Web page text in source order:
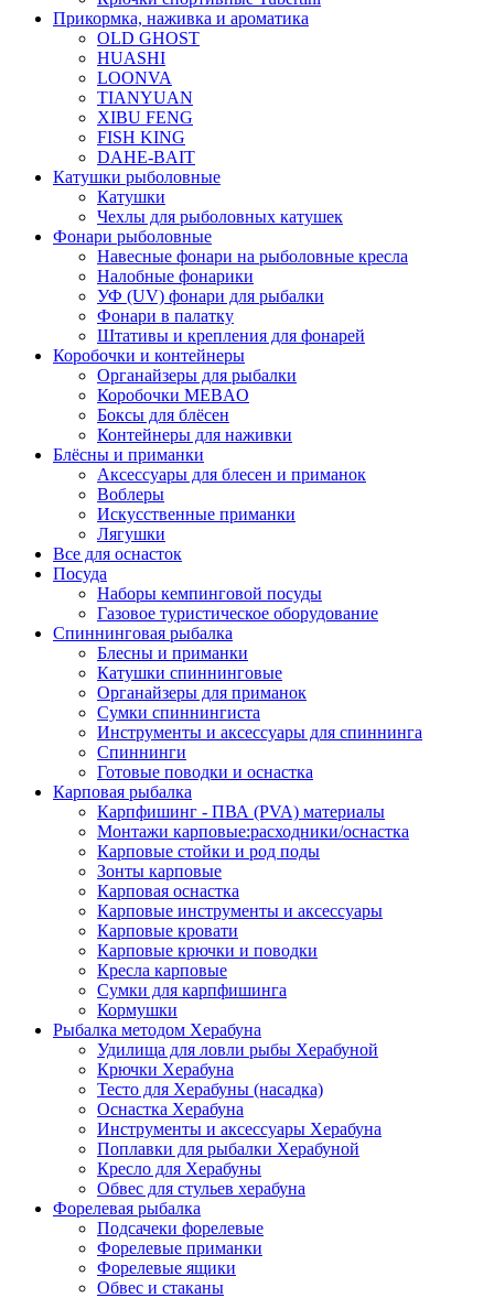
Прикормка, наживка и ароматика
OLD GHOST
HUASHI
LOONVA
TIANYUAN
XIBU FENG
FISH KING
DAHE-BAIT
Катушки рыболовные
Катушки
Чехлы для рыболовных катушек
Фонари рыболовные
Навесные фонари на рыболовные кресла
Налобные фонарики
УФ (UV) фонари для рыбалки
Фонари в палатку
Штативы и крепления для фонарей
Коробочки и контейнеры
Органайзеры для рыбалки
Коробочки MEBAO
Боксы для блёсен
Контейнеры для наживки
Блёсны и приманки
Аксессуары для блесен и приманок
Воблеры
Искусственные приманки
Лягушки
Все для оснасток
Посуда
Наборы кемпинговой посуды
Газовое туристическое оборудование
Спиннинговая рыбалка
Блесны и приманки
Катушки спиннинговые
Органайзеры для приманок
Сумки спиннингиста
Инструменты и аксессуары для спиннинга
Спиннинги
Готовые поводки и оснастка
Карповая рыбалка
Карпфишинг - ПВА (PVA) материалы
Монтажи карповые:расходники/оснастка
Карповые стойки и род поды
Зонты карповые
Карповая оснастка
Карповые инструменты и аксессуары
Карповые кровати
Карповые крючки и поводки
Кресла карповые
Сумки для карпфишинга
Кормушки
Рыбалка методом Херабуна
Удилища для ловли рыбы Херабуной
Крючки Херабуна
Тесто для Херабуны (насадка)
Оснастка Херабуна
Инструменты и аксессуары Херабуна
Поплавки для рыбалки Херабуной
Кресло для Херабуны
Обвес для стульев херабуна
Форелевая рыбалка
Подсачеки форелевые
Форелевые приманки
Форелевые ящики
Обвес и стаканы